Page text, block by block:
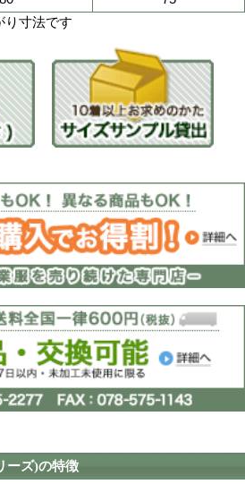
春夏用
綿100％
抗菌防臭加工、 綿
金属ファスナー
金属ボタン
kc7710
←左側のカタログ画
カーのカタログが見
タカヤ商事株式会社
る限り最新の情報を